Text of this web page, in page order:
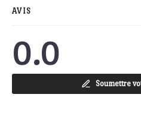
AVIS
0.0
Soumettre